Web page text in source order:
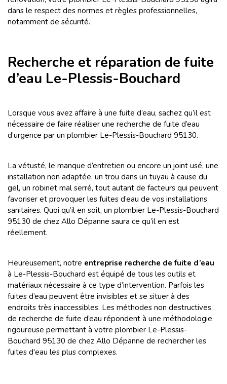
dans le respect des normes et règles professionnelles,
notamment de sécurité.
Recherche et réparation de fuite
d’eau Le-Plessis-Bouchard
Lorsque vous avez affaire à une fuite d’eau, sachez qu’il est
nécessaire de faire réaliser une recherche de fuite d’eau
d’urgence par un plombier Le-Plessis-Bouchard 95130.
La vétusté, le manque d’entretien ou encore un joint usé, une
installation non adaptée, un trou dans un tuyau à cause du
gel, un robinet mal serré, tout autant de facteurs qui peuvent
favoriser et provoquer les fuites d’eau de vos installations
sanitaires. Quoi qu’il en soit, un plombier Le-Plessis-Bouchard
95130 de chez Allo Dépanne saura ce qu’il en est
réellement.
Heureusement, notre entreprise recherche de fuite d’eau
à Le-Plessis-Bouchard est équipé de tous les outils et
matériaux nécessaire à ce type d’intervention. Parfois les
fuites d’eau peuvent être invisibles et se situer à des
endroits très inaccessibles. Les méthodes non destructives
de recherche de fuite d’eau répondent à une méthodologie
rigoureuse permettant à votre plombier Le-Plessis-
Bouchard 95130 de chez Allo Dépanne de rechercher les
fuites d'eau les plus complexes.